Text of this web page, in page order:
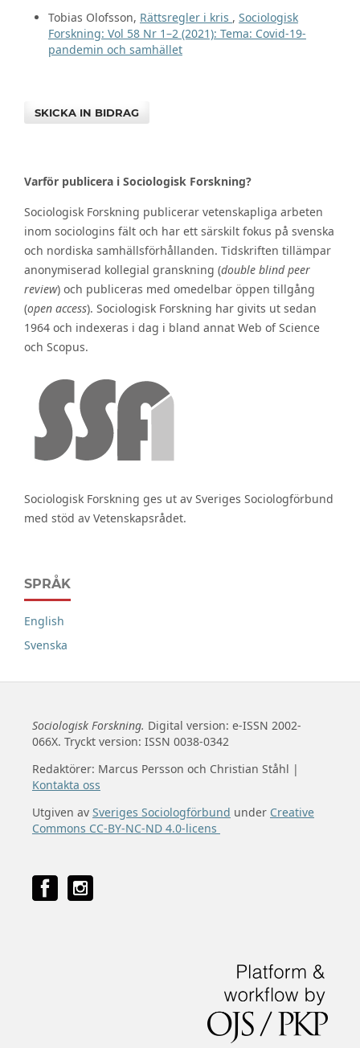
Tobias Olofsson, Rättsregler i kris , Sociologisk
Forskning: Vol 58 Nr 1–2 (2021): Tema: Covid-19-
pandemin och samhället
SKICKA IN BIDRAG
Varför publicera i Sociologisk Forskning?
Sociologisk Forskning publicerar vetenskapliga arbeten
inom sociologins fält och har ett särskilt fokus på svenska
och nordiska samhällsförhållanden. Tidskriften tillämpar
anonymiserad kollegial granskning (double blind peer
review) och publiceras med omedelbar öppen tillgång
(open access). Sociologisk Forskning har givits ut sedan
1964 och indexeras i dag i bland annat Web of Science
och Scopus.
Sociologisk Forskning ges ut av Sveriges Sociologförbund
med stöd av Vetenskapsrådet.
SPRÅK
English
Svenska
Sociologisk Forskning. Digital version: e-ISSN 2002-
066X. Tryckt version: ISSN 0038-0342
Redaktörer: Marcus Persson och Christian Ståhl |
Kontakta oss
Utgiven av Sveriges Sociologförbund under Creative
Commons CC-BY-NC-ND 4.0-licens